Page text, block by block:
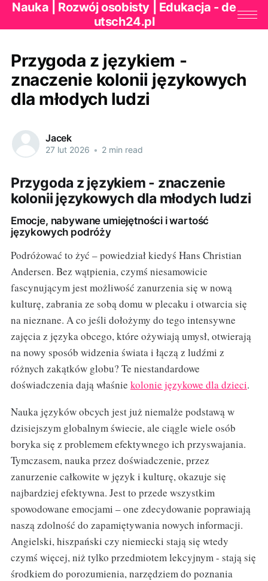
Nauka | Rozwój osobisty | Edukacja - de
utsch24.pl
Przygoda z językiem -
znaczenie kolonii językowych
dla młodych ludzi
Jacek
27 lut 2026 • 2 min read
Przygoda z językiem - znaczenie
kolonii językowych dla młodych ludzi
Emocje, nabywane umiejętności i wartość
językowych podróży
Podróżować to żyć – powiedział kiedyś Hans Christian
Andersen. Bez wątpienia, czymś niesamowicie
fascynującym jest możliwość zanurzenia się w nową
kulturę, zabrania ze sobą domu w plecaku i otwarcia się
na nieznane. A co jeśli dołożymy do tego intensywne
zajęcia z języka obcego, które ożywiają umysł, otwierają
na nowy sposób widzenia świata i łączą z ludźmi z
różnych zakątków globu? Te niestandardowe
doświadczenia dają właśnie kolonie językowe dla dzieci.
Nauka języków obcych jest już niemalże podstawą w
dzisiejszym globalnym świecie, ale ciągle wiele osób
boryka się z problemem efektywnego ich przyswajania.
Tymczasem, nauka przez doświadczenie, przez
zanurzenie całkowite w język i kulturę, okazuje się
najbardziej efektywna. Jest to przede wszystkim
spowodowane emocjami – one zdecydowanie poprawiają
naszą zdolność do zapamiętywania nowych informacji.
Angielski, hiszpański czy niemiecki stają się wtedy
czymś więcej, niż tylko przedmiotem lekcyjnym - stają się
środkiem do porozumienia, narzędziem do poznania